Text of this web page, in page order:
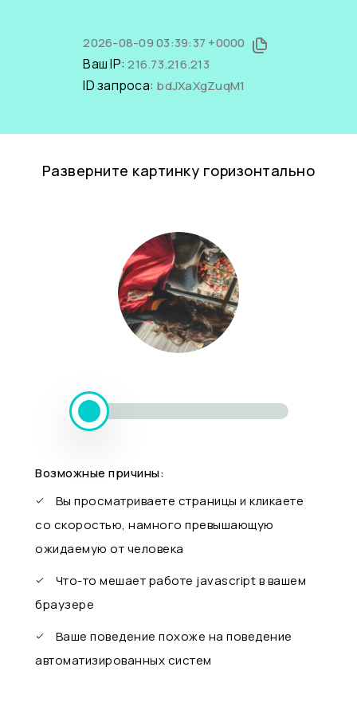
2026-08-09 03:39:37 +0000
Ваш IP:216.73.216.213
ID запроса: bdJXaXgZuqM1
Разверните картинку горизонтально
Возможные причины:
Вы просматриваете страницы и кликаете
со скоростью, намного превышающую
ожидаемую от человека
Что-то мешает работе javascript в вашем
браузере
Ваше поведение похоже на поведение
автоматизированных систем